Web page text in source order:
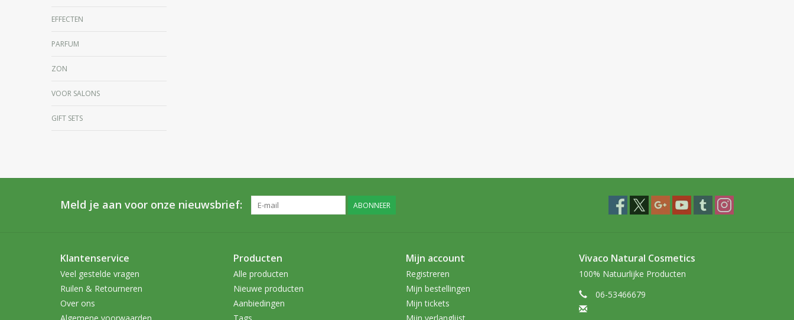
EFFECTEN
PARFUM
ZON
VOOR SALONS
GIFT SETS
Meld je aan voor onze nieuwsbrief: ABONNEER
Klantenservice
Veel gestelde vragen
Ruilen & Retourneren
Over ons
Producten
Alle producten
Nieuwe producten
Aanbiedingen
Mijn account
Registreren
Mijn bestellingen
Mijn tickets
Vivaco Natural Cosmetics
100% Natuurlijke Producten
06-53466679